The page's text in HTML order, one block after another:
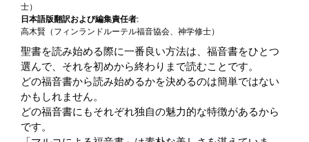
士）
日本語版翻訳および編集責任者:
高木賢（フィンランドルーテル福音協会、神学修士）
聖書を読み始める際に一番良い方法は、福音書をひとつ
選んで、それを初めから終わりまで読むことです。
どの福音書から読み始めるかを決めるのは簡単ではない
かもしれません。
どの福音書にもそれぞれ独自の魅力的な特徴があるから
です。